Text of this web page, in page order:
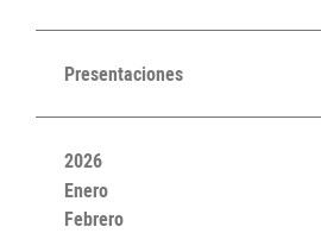
Presentaciones
2026
Enero
Febrero